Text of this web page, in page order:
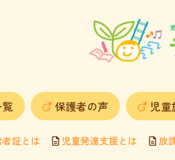
保護者の声 児童
証とは 児童発達支援とは 放